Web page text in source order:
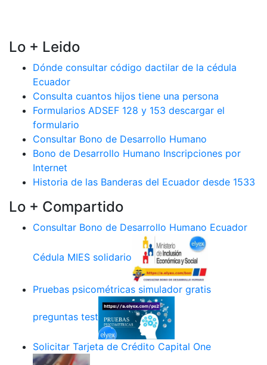
Lo + Leido
Dónde consultar código dactilar de la cédula
Ecuador
Consulta cuantos hijos tiene una persona
Formularios ADSEF 128 y 153 descargar el
formulario
Consultar Bono de Desarrollo Humano
Bono de Desarrollo Humano Inscripciones por
Internet
Historia de las Banderas del Ecuador desde 1533
Lo + Compartido
Consultar Bono de Desarrollo Humano Ecuador
Cédula MIES solidario
Pruebas psicométricas simulador gratis
preguntas test
Solicitar Tarjeta de Crédito Capital One